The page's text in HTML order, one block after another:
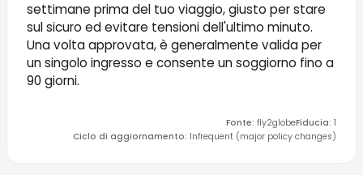
settimane prima del tuo viaggio, giusto per stare
sul sicuro ed evitare tensioni dell'ultimo minuto.
Una volta approvata, è generalmente valida per
un singolo ingresso e consente un soggiorno fino a
90 giorni.
Fonte: fly2globeFiducia: 1
Ciclo di aggiornamento: Infrequent (major policy changes)